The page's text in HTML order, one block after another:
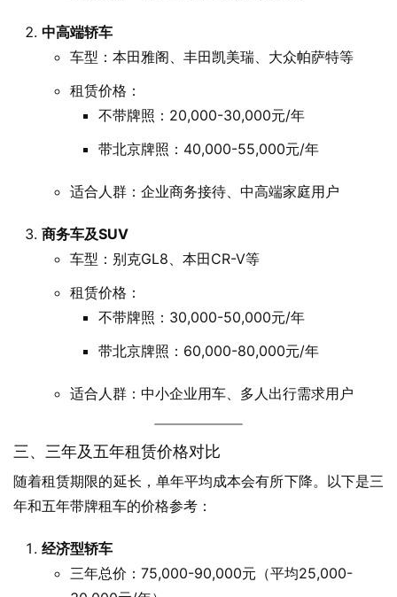
中高端轿车
车型：本田雅阁、丰田凯美瑞、大众帕萨特等
租赁价格：
不带牌照：20,000-30,000元/年
带北京牌照：40,000-55,000元/年
适合人群：企业商务接待、中高端家庭用户
商务车及SUV
车型：别克GL8、本田CR-V等
租赁价格：
不带牌照：30,000-50,000元/年
带北京牌照：60,000-80,000元/年
适合人群：中小企业用车、多人出行需求用户
三、三年及五年租赁价格对比
随着租赁期限的延长，单年平均成本会有所下降。以下是三
年和五年带牌租车的价格参考：
经济型轿车
三年总价：75,000-90,000元（平均25,000-